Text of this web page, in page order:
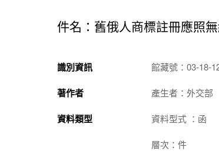
件名：舊俄人商標註冊應照
識別資訊 館藏號：03-18-
著作者 產生者：外交部
資料類型 資料型式 ：函
層次：件